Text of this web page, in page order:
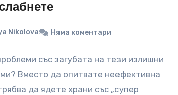
Nikolova Няма коментари
със загубата на тези излишни
Вместо да опитвате неефективна
да ядете храни със „супер